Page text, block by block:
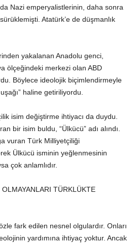
Nazi emperyalistlerinin, daha sonra
Atatürk’e de düşmanlık
yakalanan Anadolu genci,
ölçeğindeki merkezi olan ABD
Böylece ideolojik biçimlendirmeyle
haline getiriliyordu.
isim değiştirme ihtiyacı da duydu.
bir isim buldu, “Ülkücü” adı alındı.
vuran Türk Milliyetçiliği
Ülkücü isminin yeğlenmesinin
çok anlamlıdır.
TÜRKLÜKTE
fark edilen nesnel olgulardır. Onları
yardımına ihtiyaç yoktur. Ancak